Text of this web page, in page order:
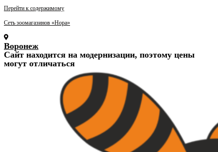
Перейти к содержимому
Сеть зоомагазинов «Нора»
Воронеж
Cайт находится на модернизации, поэтому цены
могут отличаться